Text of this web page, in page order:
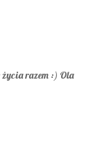
życia razem :) Ola